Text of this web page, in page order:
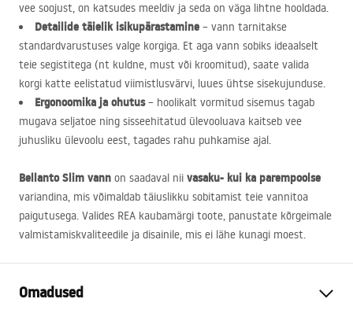
vee soojust, on katsudes meeldiv ja seda on väga lihtne hooldada.
Detailide täielik isikupärastamine – vann tarnitakse
standardvarustuses valge korgiga. Et aga vann sobiks ideaalselt
teie segistitega (nt kuldne, must või kroomitud), saate valida
korgi katte eelistatud viimistlusvärvi, luues ühtse sisekujunduse.
Ergonoomika ja ohutus– hoolikalt vormitud sisemus tagab
mugava seljatoe ning sisseehitatud ülevooluava kaitseb vee
juhusliku ülevoolu eest, tagades rahu puhkamise ajal.
Bellanto Slim vann on saadaval nii vasaku- kui ka parempoolse
variandina, mis võimaldab täiuslikku sobitamist teie vannitoa
paigutusega. Valides REA kaubamärgi toote, panustate kõrgeimale
valmistamiskvaliteedile ja disainile, mis ei lähe kunagi moest.
Omadused